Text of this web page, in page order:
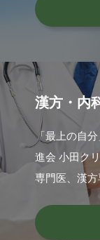
漢方・内
「最上の自
進会 小田ク
専門医、漢
医、スポー